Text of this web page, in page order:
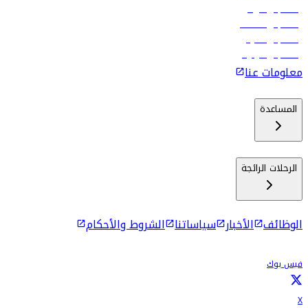
رحلات إلى الرياض
رحلات إلى مسقط
رحلات إلى ماليه
رحلات إلى كولومبو
معلومات عنا
المساعدة
الرحلات الرائجة
الوظائف الأخبار سياساتنا الشروط والأحكام
فيس بوك
X